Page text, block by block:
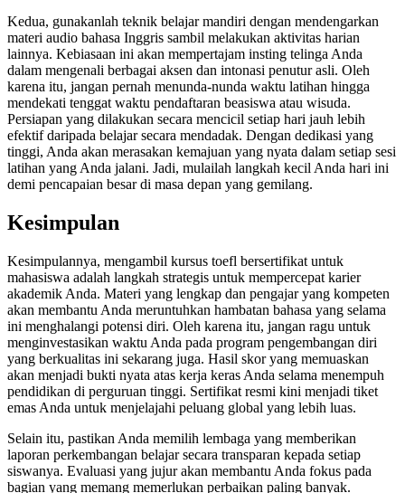
Kedua, gunakanlah teknik belajar mandiri dengan mendengarkan
materi audio bahasa Inggris sambil melakukan aktivitas harian
lainnya. Kebiasaan ini akan mempertajam insting telinga Anda
dalam mengenali berbagai aksen dan intonasi penutur asli. Oleh
karena itu, jangan pernah menunda-nunda waktu latihan hingga
mendekati tenggat waktu pendaftaran beasiswa atau wisuda.
Persiapan yang dilakukan secara mencicil setiap hari jauh lebih
efektif daripada belajar secara mendadak. Dengan dedikasi yang
tinggi, Anda akan merasakan kemajuan yang nyata dalam setiap sesi
latihan yang Anda jalani. Jadi, mulailah langkah kecil Anda hari ini
demi pencapaian besar di masa depan yang gemilang.
Kesimpulan
Kesimpulannya, mengambil kursus toefl bersertifikat untuk
mahasiswa adalah langkah strategis untuk mempercepat karier
akademik Anda. Materi yang lengkap dan pengajar yang kompeten
akan membantu Anda meruntuhkan hambatan bahasa yang selama
ini menghalangi potensi diri. Oleh karena itu, jangan ragu untuk
menginvestasikan waktu Anda pada program pengembangan diri
yang berkualitas ini sekarang juga. Hasil skor yang memuaskan
akan menjadi bukti nyata atas kerja keras Anda selama menempuh
pendidikan di perguruan tinggi. Sertifikat resmi kini menjadi tiket
emas Anda untuk menjelajahi peluang global yang lebih luas.
Selain itu, pastikan Anda memilih lembaga yang memberikan
laporan perkembangan belajar secara transparan kepada setiap
siswanya. Evaluasi yang jujur akan membantu Anda fokus pada
bagian yang memang memerlukan perbaikan paling banyak.